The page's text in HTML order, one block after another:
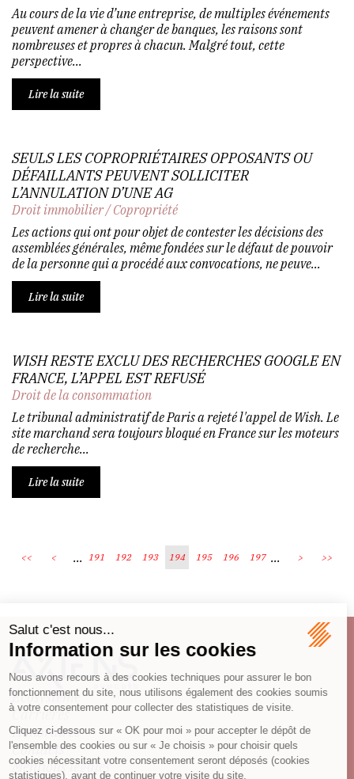
Au cours de la vie d’une entreprise, de multiples événements
peuvent amener à changer de banques, les raisons sont
nombreuses et propres à chacun. Malgré tout, cette
perspective...
Lire la suite
SEULS LES COPROPRIÉTAIRES OPPOSANTS OU
DÉFAILLANTS PEUVENT SOLLICITER
L’ANNULATION D’UNE AG
Droit immobilier/Copropriété
Les actions qui ont pour objet de contester les décisions des
assemblées générales, même fondées sur le défaut de pouvoir
de la personne qui a procédé aux convocations, ne peuve...
Lire la suite
WISH RESTE EXCLU DES RECHERCHES GOOGLE EN
FRANCE, L’APPEL EST REFUSÉ
Droit de la consommation
Le tribunal administratif de Paris a rejeté l'appel de Wish. Le
site marchand sera toujours bloqué en France sur les moteurs
de recherche...
Lire la suite
<< < ... 191 192 193 194 195 196 197 ... > >>
Écosystème
Carrières
Honoraires
Contacts
Mentions légales